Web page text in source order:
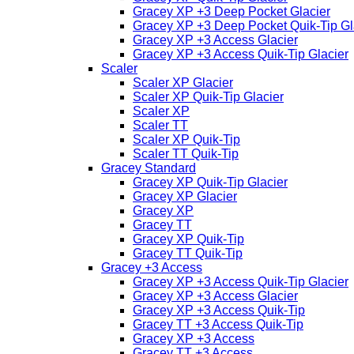
Gracey XP +3 Deep Pocket Glacier
Gracey XP +3 Deep Pocket Quik-Tip
Gracey XP +3 Access Glacier
Gracey XP +3 Access Quik-Tip Glacier
Scaler
Scaler XP Glacier
Scaler XP Quik-Tip Glacier
Scaler XP
Scaler TT
Scaler XP Quik-Tip
Scaler TT Quik-Tip
Gracey Standard
Gracey XP Quik-Tip Glacier
Gracey XP Glacier
Gracey XP
Gracey TT
Gracey XP Quik-Tip
Gracey TT Quik-Tip
Gracey +3 Access
Gracey XP +3 Access Quik-Tip Glacier
Gracey XP +3 Access Glacier
Gracey XP +3 Access Quik-Tip
Gracey TT +3 Access Quik-Tip
Gracey XP +3 Access